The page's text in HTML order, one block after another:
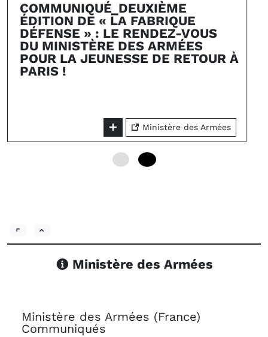
COMMUNIQUÉ_DEUXIÈME
ÉDITION DE « LA FABRIQUE
DÉFENSE » : LE RENDEZ-VOUS
DU MINISTÈRE DES ARMÉES
POUR LA JEUNESSE DE RETOUR À
PARIS !
Ministère des Armées
Ministère des Armées
Ministère des Armées (France)
Communiqués